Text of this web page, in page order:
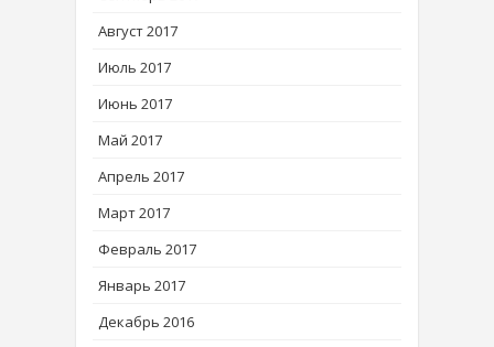
Август 2017
Июль 2017
Июнь 2017
Май 2017
Апрель 2017
Март 2017
Февраль 2017
Январь 2017
Декабрь 2016